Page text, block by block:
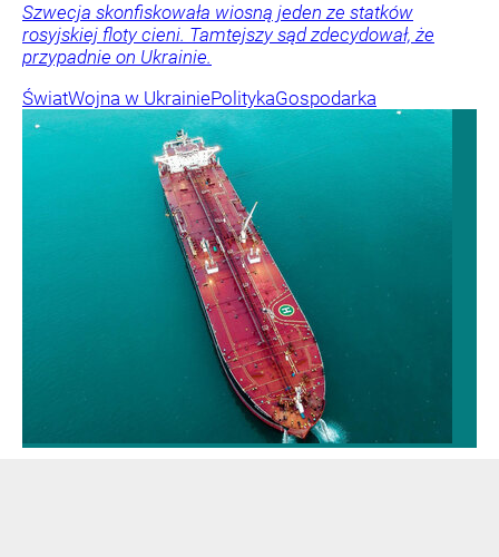
Szwecja skonfiskowała wiosną jeden ze statków
rosyjskiej floty cieni. Tamtejszy sąd zdecydował, że
przypadnie on Ukrainie.
ŚwiatWojna w UkrainiePolitykaGospodarka